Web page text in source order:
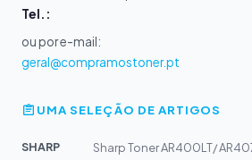
Tel.:
ou por e-mail:
geral@compramostoner.pt
UMA SELEÇÃO DE ARTIGOS
SHARP
Sharp Toner AR400LT/